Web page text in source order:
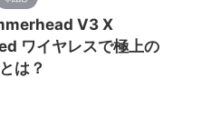
V3 X
ワイヤレスで極上の
は？